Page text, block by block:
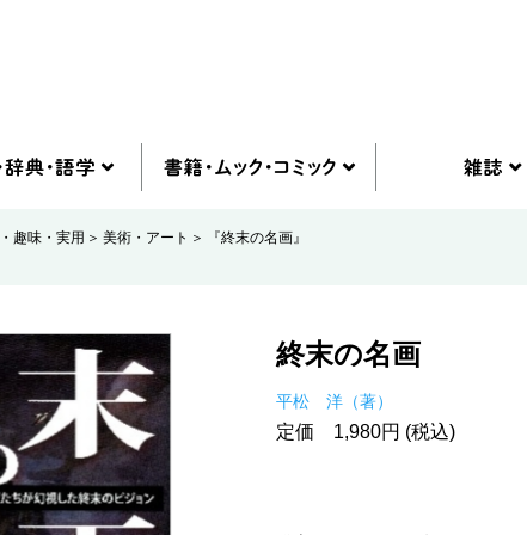
趣味・実用 美術・アート 『終末の名画』
終末の名画
平松 洋（著）
定価 1,980円 (税込)